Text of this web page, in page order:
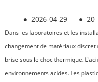
● 2026-04-29 ● 20
Dans les laboratoires et les
changement de matériaux discret
brise sous le choc thermique.
environnements acides. Les